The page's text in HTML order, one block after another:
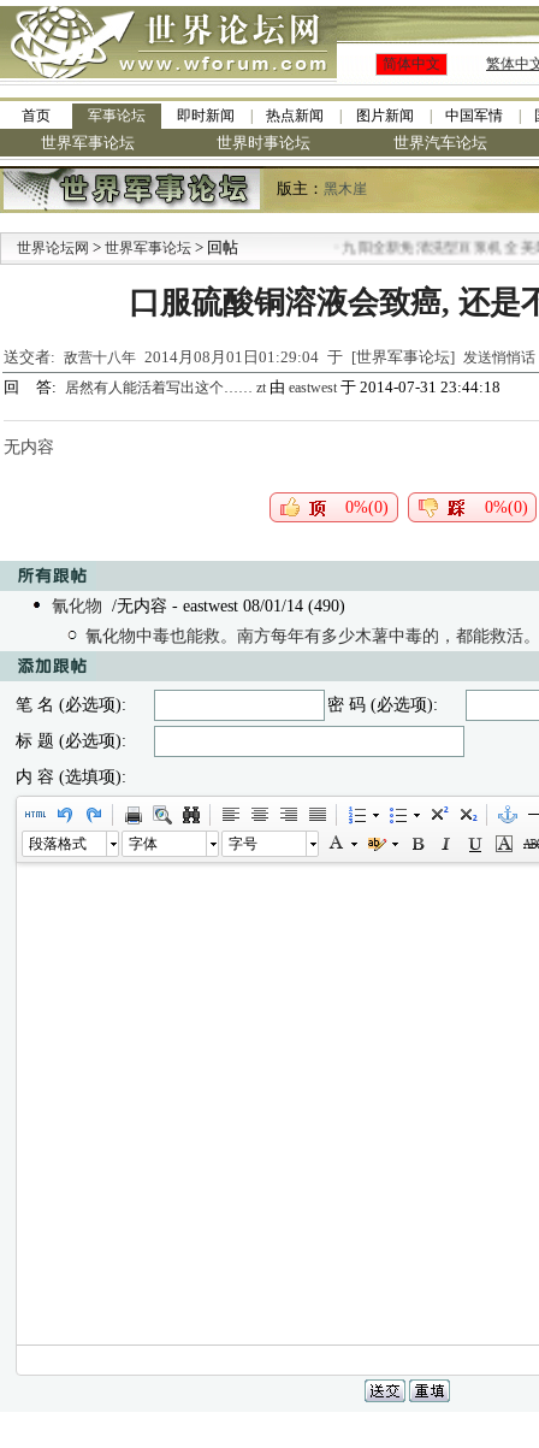
简体中文 繁体中
首页 军事论坛 即时新闻 热点新闻 图片新闻 中国军情
世界军事论坛 世界时事论坛 世界汽车论坛
版主： 黑木崖
世界论坛网 > 世界军事论坛 > 回帖 九阳全新免清洗型豆浆机 全美最低
口服硫酸铜溶液会致癌, 还是
送交者: 敌营十八年 2014月08月01日01:29:04 于 [世界军事论坛] 发送悄悄话
回 答: 居然有人能活着写出这个…… zt 由 eastwest 于 2014-07-31 23:44:18
无内容
0%(0) 0%(0)
氰化物 /无内容 - eastwest 08/01/14 (490)
氰化物中毒也能救。南方每年有多少木薯中毒的，都能救活。
笔 名 (必选项):
密 码 (必选项):
标 题 (必选项):
内 容 (选填项):
段落格式 字体 字号